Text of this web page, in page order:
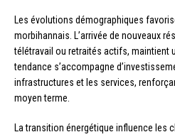
Les évolutions démographiques
morbihannais. L’arrivée de nouveaux
télétravail ou retraités actifs, maintient
tendance s’accompagne
infrastructures et les services,
moyen terme.
La transition énergétique influence les